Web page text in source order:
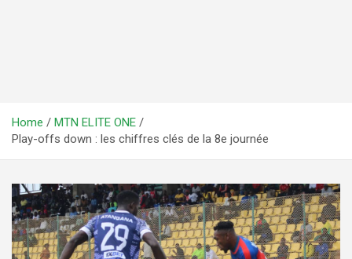
Home
MTN ELITE ONE
Play-offs down : les chiffres clés de la 8e journée